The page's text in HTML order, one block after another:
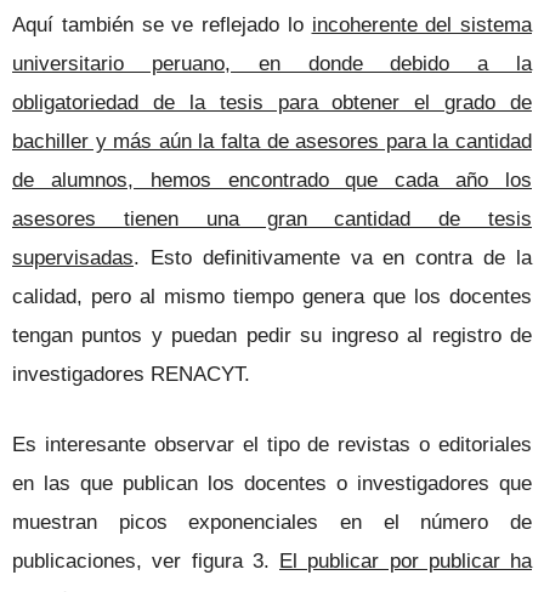
Aquí también se ve reflejado lo incoherente del sistema
universitario peruano, en donde debido a la
obligatoriedad de la tesis para obtener el grado de
bachiller y más aún la falta de asesores para la cantidad
de alumnos, hemos encontrado que cada año los
asesores tienen una gran cantidad de tesis
supervisadas. Esto definitivamente va en contra de la
calidad, pero al mismo tiempo genera que los docentes
tengan puntos y puedan pedir su ingreso al registro de
investigadores RENACYT.
Es interesante observar el tipo de revistas o editoriales
en las que publican los docentes o investigadores que
muestran picos exponenciales en el número de
publicaciones, ver figura 3. El publicar por publicar ha